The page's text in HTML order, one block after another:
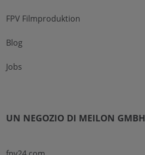
FPV Filmproduktion
Blog
Jobs
UN NEGOZIO DI MEILON GMBH